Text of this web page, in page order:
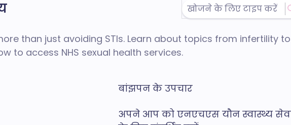
than just avoiding STIs. Learn about topics from infertility to
to access NHS sexual health services.
बांझपन के उपचार
अपने आप को एनएचएस यौन स्वास्थ्य